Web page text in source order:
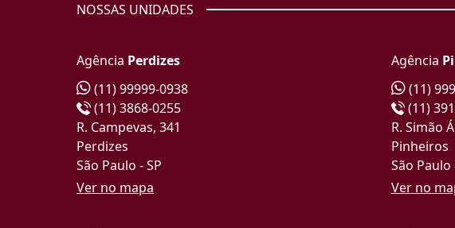
NOSSAS UNIDADES
Agência Perdizes
(11) 99999-0938
(11) 3868-0255
R. Campevas, 341
Perdizes
São Paulo - SP
Ver no mapa
Agência
(11)
(11)
R. Simão
Pinheiros
São Paulo
Ver no